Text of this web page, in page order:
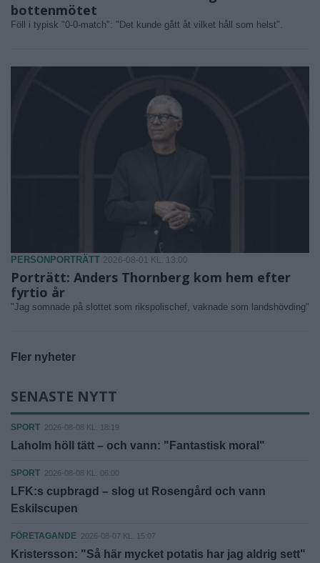
bottenmötet
Föll i typisk "0-0-match": "Det kunde gått åt vilket håll som helst".
PERSONPORTRÄTT 2026-08-01 KL. 13:00
Porträtt: Anders Thornberg kom hem efter
fyrtio år
"Jag somnade på slottet som rikspolischef, vaknade som landshövding"
Fler nyheter
SENASTE NYTT
SPORT 2026-08-08 KL. 18:19
Laholm höll tätt – och vann: "Fantastisk moral"
SPORT 2026-08-08 KL. 06:00
LFK:s cupbragd – slog ut Rosengård och vann
Eskilscupen
FÖRETAGANDE 2026-08-07 KL. 15:07
Kristersson: "Så här mycket potatis har jag aldrig sett"